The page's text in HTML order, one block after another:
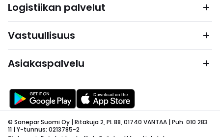
Logistiikan palvelut
Vastuullisuus
Asiakaspalvelu
© Sonepar Suomi Oy | Ritakuja 2, PL 88, 01740 VANTAA | Puh. 010 283
11 | Y-tunnus: 0213785-2